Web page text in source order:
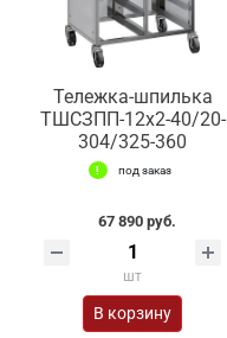
Тележка-шпилька
ТШCЗПП-12х2-40/20-
304/325-360
под заказ
67 890 руб.
шт
В корзину